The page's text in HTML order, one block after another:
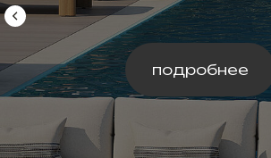
подробнее